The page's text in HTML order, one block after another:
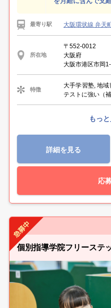
最寄り駅 大阪環状線 弁天
所在地
〒552-0012
大阪府
大阪市港区市岡
特徴
大手学習塾, 地
テストに強い（補
もっ
詳細を見る
応
個別指導学院フリーステ